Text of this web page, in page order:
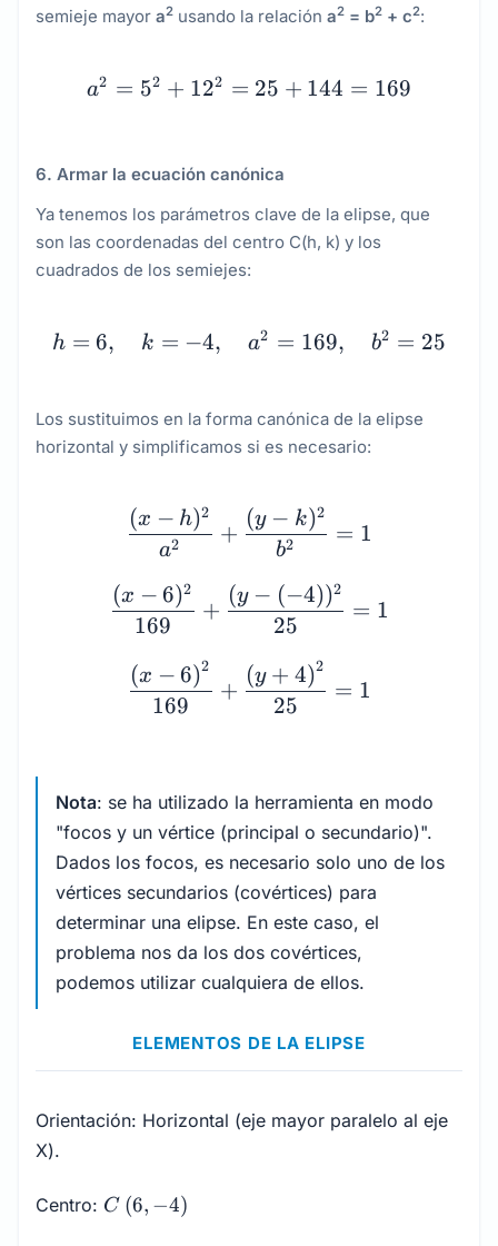
semieje mayor a2 usando la relación a2 = b2 + c2:
a^2 = 5^2 + 12^2 = 25
a2 = 52 + 122 = 25 + 144 = 169
6. Armar la ecuación canónica
Ya tenemos los parámetros clave de la elipse, que
son las coordenadas del centro C(h, k) y los
cuadrados de los semiejes:
h = 6, \quad k = -4,
h = 6, k = −4, a2 = 169, b2 = 25
Los sustituimos en la forma canónica de la elipse
horizontal y simplificamos si es necesario:
\begin{array}{c}
a2
(x − h)2
+
b2
(y − k)2
= 1
169
(x − 6)2
+
25
(y − (−4))2
= 1
169
(x − 6)2
+
25
(y + 4)2
= 1
Nota: se ha utilizado la herramienta en modo
"focos y un vértice (principal o secundario)".
Dados los focos, es necesario solo uno de los
vértices secundarios (covértices) para
determinar una elipse. En este caso, el
problema nos da los dos covértices,
podemos utilizar cualquiera de ellos.
ELEMENTOS DE LA ELIPSE
Orientación: Horizontal (eje mayor paralelo al eje
X).
Centro: C
\left(6,
C (6, −4)